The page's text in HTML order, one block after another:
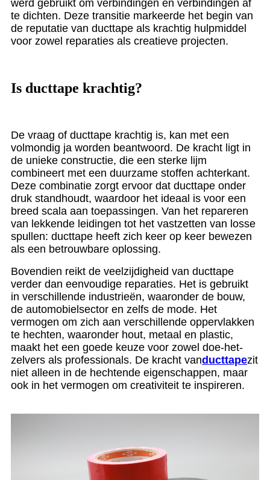
werd gebruikt om verbindingen en verbindingen af ​​
te dichten. Deze transitie markeerde het begin van
de reputatie van ducttape als krachtig hulpmiddel
voor zowel reparaties als creatieve projecten.
Is ducttape krachtig?
De vraag of ducttape krachtig is, kan met een
volmondig ja worden beantwoord. De kracht ligt in
de unieke constructie, die een sterke lijm
combineert met een duurzame stoffen achterkant.
Deze combinatie zorgt ervoor dat ducttape onder
druk standhoudt, waardoor het ideaal is voor een
breed scala aan toepassingen. Van het repareren
van lekkende leidingen tot het vastzetten van losse
spullen: ducttape heeft zich keer op keer bewezen
als een betrouwbare oplossing.
Bovendien reikt de veelzijdigheid van ducttape
verder dan eenvoudige reparaties. Het is gebruikt
in verschillende industrieën, waaronder de bouw,
de automobielsector en zelfs de mode. Het
vermogen om zich aan verschillende oppervlakken
te hechten, waaronder hout, metaal en plastic,
maakt het een goede keuze voor zowel doe-het-
zelvers als professionals. De kracht vanducttapezit
niet alleen in de hechtende eigenschappen, maar
ook in het vermogen om creativiteit te inspireren.